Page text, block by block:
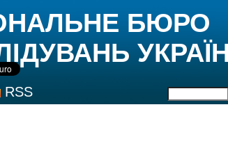
RSS
БЮРО